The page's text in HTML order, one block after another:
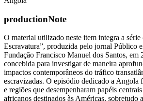
productionNote
O material utilizado neste item integra a
Escravatura”, produzida pelo jornal Público
Fundação Francisco Manuel dos Santos, em
concebida para investigar de maneira
impactos contemporâneos do tráfico
escravizadas. O episódio dedicado a Angola
e regiões que desempenharam papéis
africanos destinados às Américas, sobretudo